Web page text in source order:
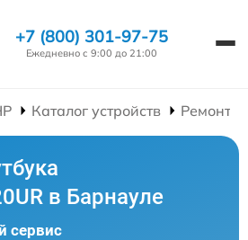
+7 (800) 301-97-75
Ежедневно с 9:00 до 21:00
Каталог устройств Ремонт
в Барнауле
сервис